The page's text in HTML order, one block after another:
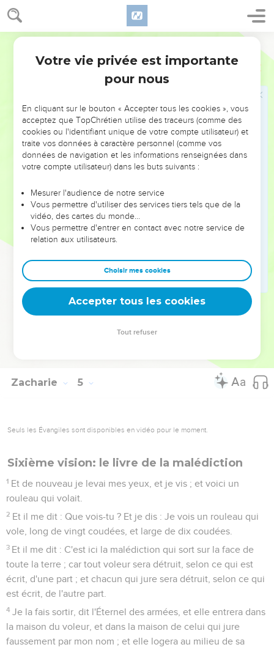
Zacharie 4
disant : C'est ici la parole de l'Éternel à Zorobabel, disant : Ni
par force, ni par puissance, mais par mon Esprit, dit l'Éternel
des armées.
deviendras une plaine ; et il fera sortir la pierre du faîte avec
des acclamations : Grâce, grâce sur elle !
Les mains de Zorobabel ont fondé cette maison, et ses
mains l'achèveront ; et tu sauras que l'Éternel des armées
m'a envoyé vers vous.
Car qui a méprisé le jour des petites choses ? Ils se
Zorobabel : ce sont là les yeux de l'Éternel qui parcourent
toute la terre.
Et je répondis et lui dis : Que sont ces deux oliviers à la
droite du chandelier, et à sa gauche ?
Et je répondis une seconde fois et lui dis : Que sont les
deux branches des oliviers qui, à côté des deux conduits
d'or, déversent l'or d'elles-mêmes ?
Et il me parla, disant : Ne sais-tu pas ce qu'elles sont ? Et je
Zacharie 5
Seuls les Évangiles sont disponibles en vidéo pour le moment.
Sixième vision: le livre de la malédiction
1 Et de nouveau je levai mes yeux, et je vis ; et voici un
rouleau qui volait.
2 Et il me dit : Que vois-tu ? Et je dis : Je vois un rouleau qui
vole, long de vingt coudées, et large de dix coudées.
3 Et il me dit : C'est ici la malédiction qui sort sur la face de
toute la terre ; car tout voleur sera détruit, selon ce qui est
écrit, d'une part ; et chacun qui jure sera détruit, selon ce qui
est écrit, de l'autre part.
4 Je la fais sortir, dit l'Éternel des armées, et elle entrera dans
la maison du voleur, et dans la maison de celui qui jure
faussement par mon nom ; et elle logera au milieu de sa
Votre vie privée est importante
pour nous
En cliquant sur le bouton « Accepter tous les cookies », vous
acceptez que TopChrétien utilise des traceurs (comme des
cookies ou l'identifiant unique de votre compte utilisateur) et
traite vos données à caractère personnel (comme vos
données de navigation et les informations renseignées dans
votre compte utilisateur) dans les buts suivants :
Mesurer l'audience de notre service
Vous permettre d'utiliser des services tiers tels que de la
vidéo, des cartes du monde…
Vous permettre d'entrer en contact avec notre service de
relation aux utilisateurs.
Choisir mes cookies
Accepter tous les cookies
Tout refuser